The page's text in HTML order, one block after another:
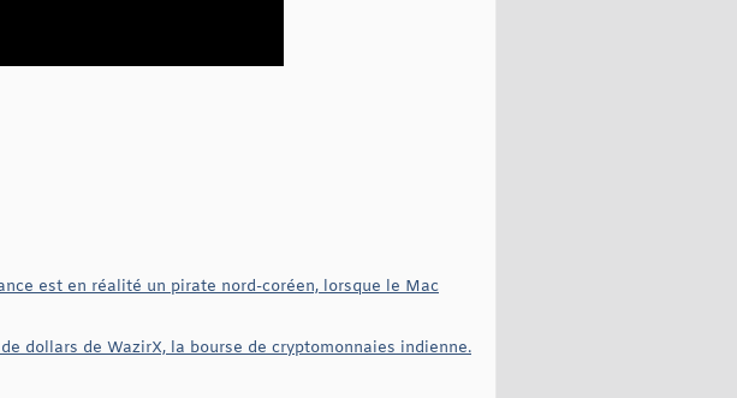
est en réalité un pirate nord-coréen, lorsque le Mac
dollars de WazirX, la bourse de cryptomonnaies indienne.